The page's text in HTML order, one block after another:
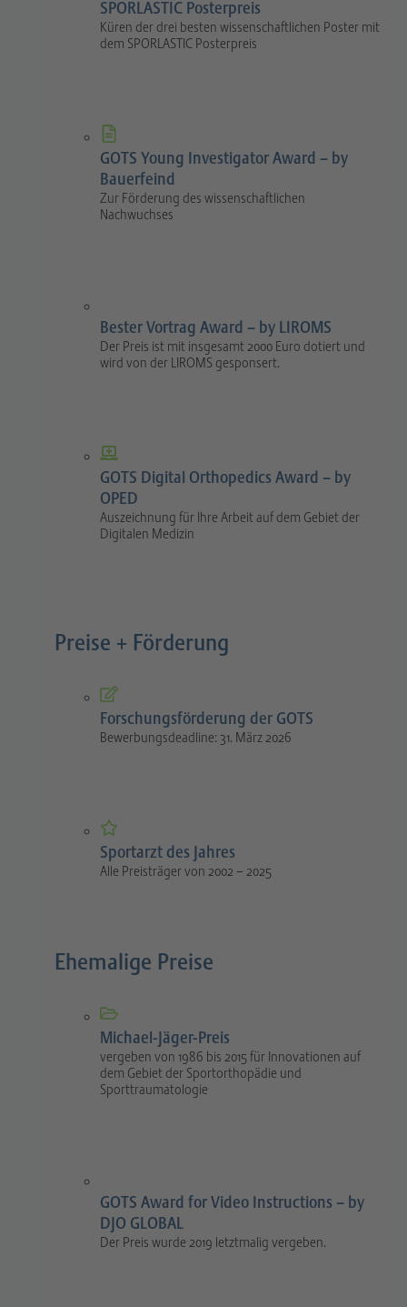
SPORLASTIC Posterpreis
Küren der drei besten wissenschaftlichen Poster mit
dem SPORLASTIC Posterpreis
GOTS Young Investigator Award – by
Bauerfeind
Zur Förderung des wissenschaftlichen
Nachwuchses
Bester Vortrag Award – by LIROMS
Der Preis ist mit insgesamt 2000 Euro dotiert und
wird von der LIROMS gesponsert.
GOTS Digital Orthopedics Award – by
OPED
Auszeichnung für Ihre Arbeit auf dem Gebiet der
Digitalen Medizin
Preise + Förderung
Forschungsförderung der GOTS
Bewerbungsdeadline: 31. März 2026
Sportarzt des Jahres
Alle Preisträger von 2002 – 2025
Ehemalige Preise
Michael-Jäger-Preis
vergeben von 1986 bis 2015 für Innovationen auf
dem Gebiet der Sportorthopädie und
Sporttraumatologie
GOTS Award for Video Instructions – by
DJO GLOBAL
Der Preis wurde 2019 letztmalig vergeben.